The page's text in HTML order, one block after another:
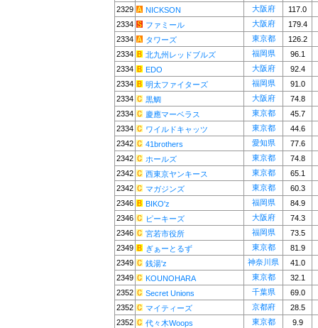
2329
NICKSON 大阪府
117.0
2334
ファミール 大阪府
179.4
2334
タワーズ 東京都
126.2
2334
北九州レッドブルズ 福岡県
96.1
2334
EDO 大阪府
92.4
2334
明太ファイターズ 福岡県
91.0
2334
黒鯛 大阪府
74.8
2334
慶應マーベラス 東京都
45.7
2334
ワイルドキャッツ 東京都
44.6
2342
41brothers 愛知県
77.6
2342
ホールズ 東京都
74.8
2342
西東京ヤンキース 東京都
65.1
2342
マガジンズ 東京都
60.3
2346
BIKO'z 福岡県
84.9
2346
ピーキーズ 大阪府
74.3
2346
宮若市役所 福岡県
73.5
2349
ぎぁーとるず 東京都
81.9
2349
銭湯'z 神奈川県
41.0
2349
KOUNOHARA 東京都
32.1
2352
Secret Unions 千葉県
69.0
2352
マイティーズ 京都府
28.5
2352
代々木Woops 東京都
9.9